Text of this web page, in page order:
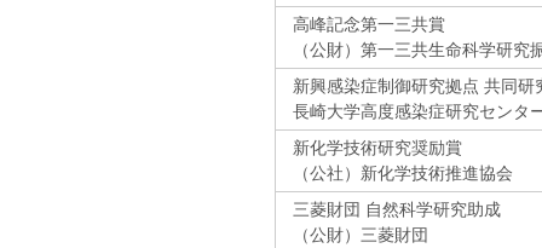
高峰記念第一三共賞
（公財）第一三共生命科学研究
新興感染症制御研究拠点 共同研
長崎大学高度感染症研究センタ
新化学技術研究奨励賞
（公社）新化学技術推進協会
三菱財団 自然科学研究助成
（公財）三菱財団